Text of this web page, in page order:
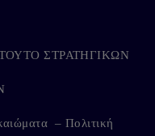
ΣΤΡΑΤΗΓΙΚΩΝ
– Πολιτική